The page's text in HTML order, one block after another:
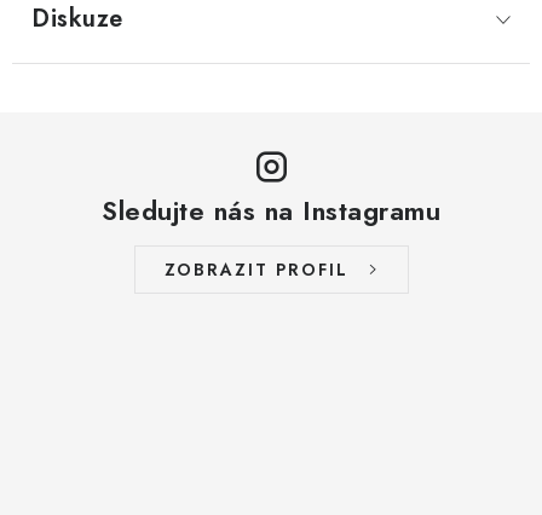
Diskuze
Sledujte nás na Instagramu
ZOBRAZIT PROFIL